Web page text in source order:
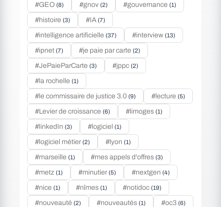
#GEO (8) #gnov (2) #gouvernance (1)
#histoire (3) #IA (7)
#intelligence artificielle (37) #interview (13)
#ipnet (7) #je paie par carte (2)
#JePaieParCarte (3) #jppc (2)
#la rochelle (1)
#le commissaire de justice 3.0 (9) #lecture (5)
#Levier de croissance (6) #limoges (1)
#linkedIn (3) #logiciel (1)
#logiciel métier (2) #lyon (1)
#marseille (1) #mes appels d'offres (3)
#metz (1) #minutier (5) #nextgen (4)
#nice (1) #nîmes (1) #notidoc (19)
#nouveauté (2) #nouveautés (1) #oc3 (6)